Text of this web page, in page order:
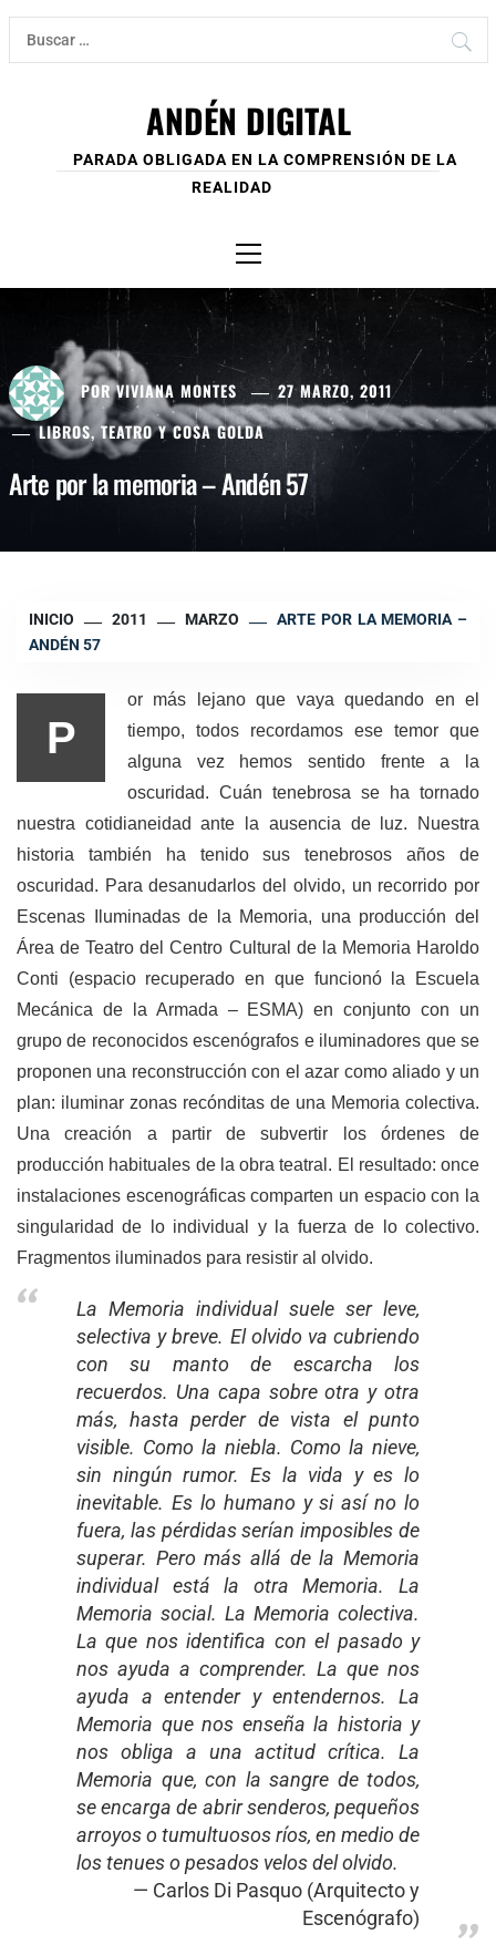
Ir
contenido
Buscar:
ANDÉN DIGITAL
PARADA OBLIGADA EN LA COMPRENSIÓN DE LA
REALIDAD
principal
PORVIVIANA MONTES
27 MARZO, 2011
LIBROS, TEATRO Y COSA GOLDA
Arte por la memoria – Andén 57
INICIO 2011 MARZO
ARTE POR LA MEMORIA –
ANDÉN 57
P
or más lejano que vaya quedando en el
tiempo, todos recordamos ese temor que
alguna vez hemos sentido frente a la
oscuridad. Cuán tenebrosa se ha tornado
nuestra cotidianeidad ante la ausencia de luz. Nuestra
historia también ha tenido sus tenebrosos años de
oscuridad. Para desanudarlos del olvido, un recorrido por
Escenas Iluminadas de la Memoria, una producción del
Área de Teatro del Centro Cultural de la Memoria Haroldo
Conti (espacio recuperado en que funcionó la Escuela
Mecánica de la Armada – ESMA) en conjunto con un
grupo de reconocidos escenógrafos e iluminadores que se
proponen una reconstrucción con el azar como aliado y un
plan: iluminar zonas recónditas de una Memoria colectiva.
Una creación a partir de subvertir los órdenes de
producción habituales de la obra teatral. El resultado: once
instalaciones escenográficas comparten un espacio con la
singularidad de lo individual y la fuerza de lo colectivo.
Fragmentos iluminados para resistir al olvido.
La Memoria individual suele ser leve,
selectiva y breve. El olvido va cubriendo
con su manto de escarcha los
recuerdos. Una capa sobre otra y otra
más, hasta perder de vista el punto
visible. Como la niebla. Como la nieve,
sin ningún rumor. Es la vida y es lo
inevitable. Es lo humano y si así no lo
fuera, las pérdidas serían imposibles de
superar. Pero más allá de la Memoria
individual está la otra Memoria. La
Memoria social. La Memoria colectiva.
La que nos identifica con el pasado y
nos ayuda a comprender. La que nos
ayuda a entender y entendernos. La
Memoria que nos enseña la historia y
nos obliga a una actitud crítica. La
Memoria que, con la sangre de todos,
se encarga de abrir senderos, pequeños
arroyos o tumultuosos ríos, en medio de
los tenues o pesados velos del olvido.
Carlos Di Pasquo (Arquitecto y
Escenógrafo)